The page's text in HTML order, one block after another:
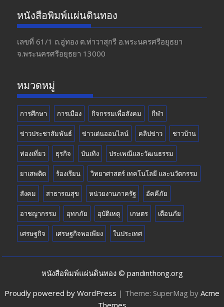
e
b
o
o
a
gr
a
m
itt
er
u
T
u
b
หนังสือพิมพ์แผ่นดินทอง
เลขที่ 61/1 ถ.อู่ทอง​ ต.​ท่าวาสุกรี​ อ.พระนครศรีอยุธยา​
จ.พระนครศรีอยุธยา 13000
หมวดหมู่
การศึกษา การเมือง กิจกรรมเพื่อสังคม กีฬา
ข่าวประชาสัมพันธ์ ข่าวเด่นออนไลน์ คลิปข่าว ชาวบ้าน
ท่องเที่ยว ธุรกิจ บันเทิง ประเพณีและวัฒนธรรม
ยาเสพติด ร้องเรียน วิทยาศาสตร์ เทคโนโลยี และนวัตกรรม
สังคม สาธารณสุข หน่วยงานภาครัฐ อัคคีภัย
อาชญากรรม อุทกภัย อุบัติเหตุ เกษตร เตือนภัย
เศรษฐกิจ เศรษฐกิจพอเพียง ในประเทศ
หนังสือพิมพ์แผ่นดินทอง © pandinthong.org
Proudly powered by WordPress | Theme: SuperMag by Acme